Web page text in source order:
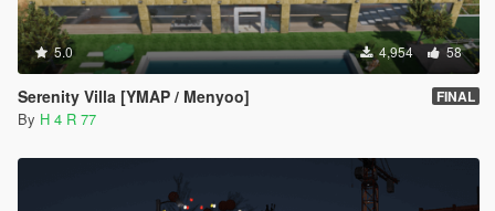
5.0 4,954 58
Serenity Villa [YMAP / Menyoo] FINAL
By H 4 R 77